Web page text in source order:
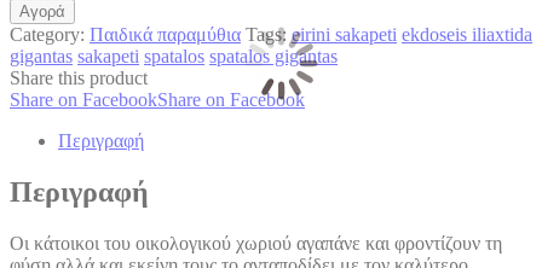
Αγορά
Category: Παιδικά παραμύθια Tags: eirini sakapeti ekdoseis iliaxtida
gigantas sakapeti spatalos spatalos gigantas
Share this product
Share on FacebookShare on Facebook
Περιγραφή
Περιγραφή
Οι κάτοικοι του οικολογικού χωριού αγαπάνε και φροντίζουν τη